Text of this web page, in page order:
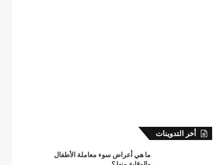
أخر التدوينات
ما هي أعراض سوء معاملة الأطفال